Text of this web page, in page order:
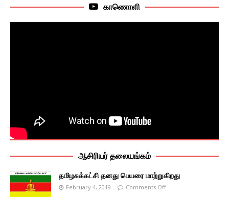
காணொளி
ஆசிரியர் தலையங்கம்
தமிழசுக்கட்சி தனது பெயரை மாற்றுகிறது
February 4, 2019 Comments Off